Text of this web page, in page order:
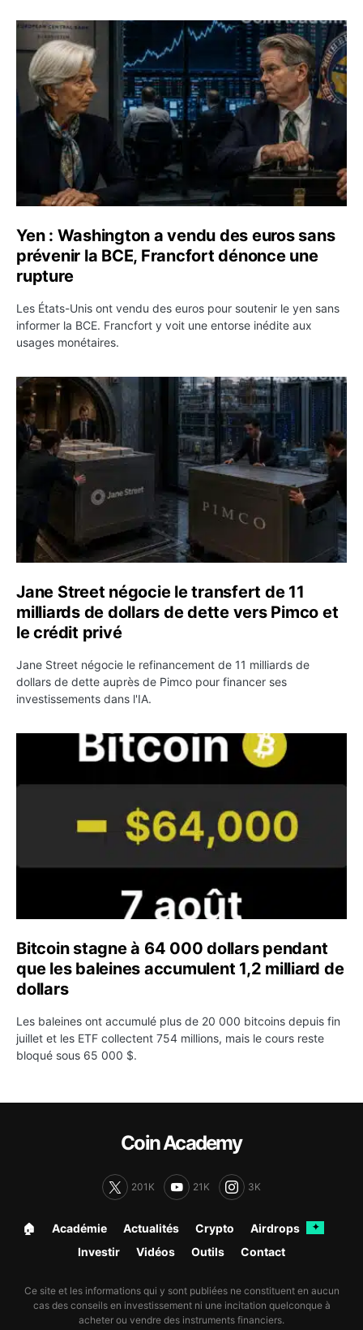
Yen : Washington a vendu des euros sans prévenir la
Yen : Washington a vendu des euros sans
prévenir la BCE, Francfort dénonce une
rupture
Les États-Unis ont vendu des euros pour soutenir le yen sans
informer la BCE. Francfort y voit une entorse inédite aux
usages monétaires.
Jane Street négocie le transfert de 11 milliards de
Jane Street négocie le transfert de 11
milliards de dollars de dette vers Pimco et
le crédit privé
Jane Street négocie le refinancement de 11 milliards de
dollars de dette auprès de Pimco pour financer ses
investissements dans l'IA.
Bitcoin stagne à 64 000 dollars pendant que les
Bitcoin stagne à 64 000 dollars pendant
que les baleines accumulent 1,2 milliard de
dollars
Les baleines ont accumulé plus de 20 000 bitcoins depuis fin
juillet et les ETF collectent 754 millions, mais le cours reste
bloqué sous 65 000 $.
Coin Academy
201K 21K 3K
🏠︎ Académie Actualités Crypto Airdrops ✦
Investir Vidéos Outils Contact
Ce site et les informations qui y sont publiées ne constituent en aucun
cas des conseils en investissement ni une incitation quelconque à
acheter ou vendre des instruments financiers.